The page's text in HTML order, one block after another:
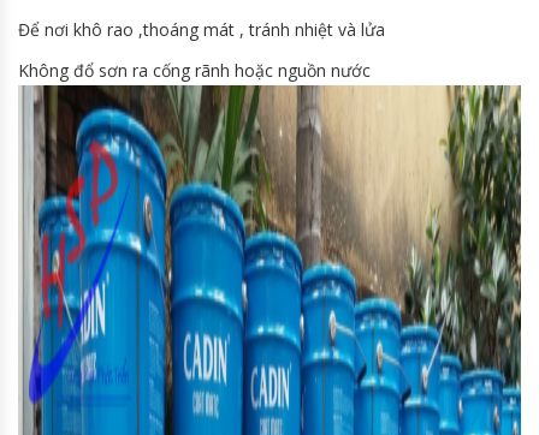
Để nơi khô rao ,thoáng mát , tránh nhiệt và lửa
Không đổ sơn ra cống rãnh hoặc nguồn nước